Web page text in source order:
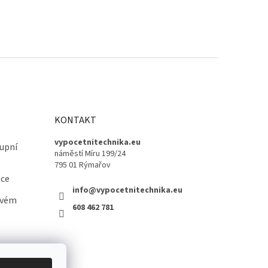
KONTAKT
vypocetnitechnika.eu
náměstí Míru 199/24
795 01 Rýmařov
info@vypocetnitechnika.eu
608 462 781